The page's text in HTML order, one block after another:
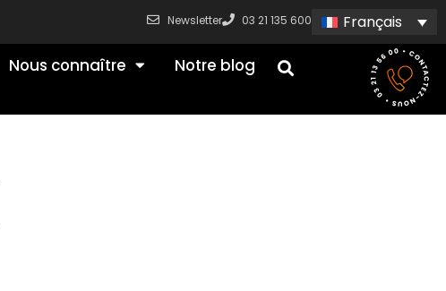
Newsletter 03 21 135 600 Français
Nous connaître Notre blog